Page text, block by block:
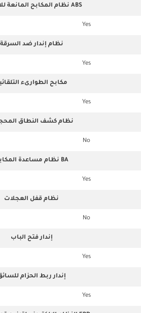
نظام المكابح المانعة للانغلاق ABS
Yes
نظام إندار ضد السرقة
Yes
مكابح الطوارىء
Yes
نظام كشف النطاق
No
نظام مساعدة المكابح BA
Yes
نظام قفل العجلات
No
إندار فتح الباب
Yes
إندار ربط الحزام
Yes